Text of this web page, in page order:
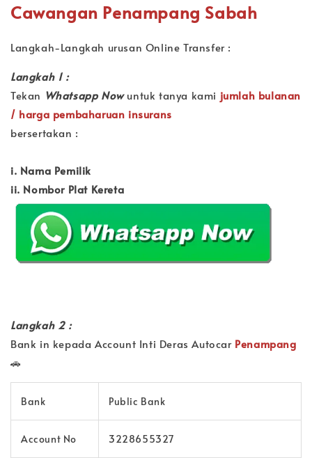
Cawangan Penampang Sabah
Langkah-Langkah urusan Online Transfer :
Langkah 1 :
Tekan Whatsapp Now untuk tanya kami jumlah bulanan
/ harga pembaharuan insurans
bersertakan :
i. Nama Pemilik
ii. Nombor Plat Kereta
Langkah 2 :
Bank in kepada Account Inti Deras Autocar Penampang
🚗
Bank Public Bank
Account No 3228655327